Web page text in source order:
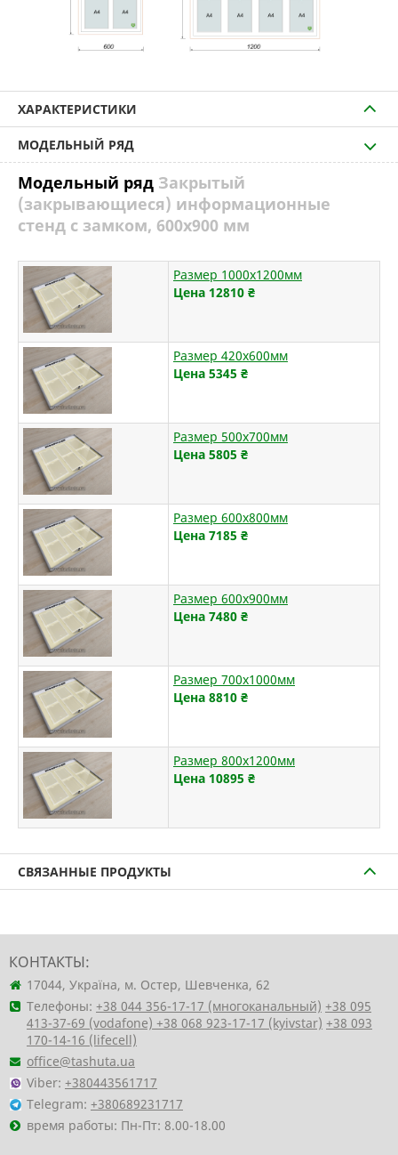
ХАРАКТЕРИСТИКИ
МОДЕЛЬНЫЙ РЯД
Модельный ряд Закрытый
(закрывающиеся) информационные
стенд с замком, 600х900 мм
Размер 1000х1200мм
Цена 12810 ₴
Размер 420х600мм
Цена 5345 ₴
Размер 500х700мм
Цена 5805 ₴
Размер 600х800мм
Цена 7185 ₴
Размер 600х900мм
Цена 7480 ₴
Размер 700х1000мм
Цена 8810 ₴
Размер 800х1200мм
Цена 10895 ₴
СВЯЗАННЫЕ ПРОДУКТЫ
КОНТАКТЫ:
17044, Україна, м. Остер, Шевченка, 62
Телефоны: +38 044 356-17-17 (многоканальный) +38 095
413-37-69 (vodafone) +38 068 923-17-17 (kyivstar) +38 093
170-14-16 (lifecell)
office@tashuta.ua
Viber: +380443561717
Telegram: +380689231717
время работы: Пн-Пт: 8.00-18.00